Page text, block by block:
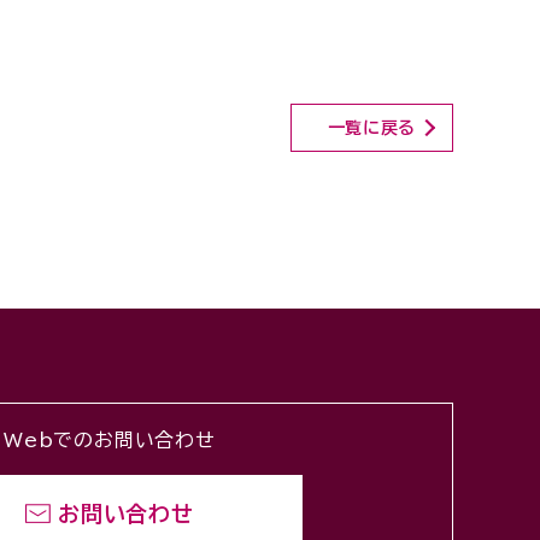
一覧に戻る
Webでのお問い合わせ
お問い合わせ